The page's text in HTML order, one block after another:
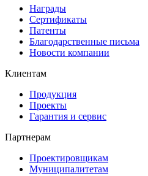
Награды
Сертификаты
Патенты
Благодарственные письма
Новости компании
Клиентам
Продукция
Проекты
Гарантия и сервис
Партнерам
Проектировщикам
Муниципалитетам